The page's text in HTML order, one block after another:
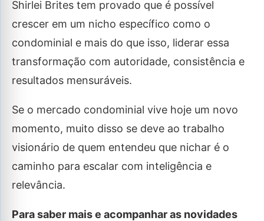
Shirlei Brites tem provado que é possível
crescer em um nicho específico como o
condominial e mais do que isso, liderar essa
transformação com autoridade, consistência e
resultados mensuráveis.
Se o mercado condominial vive hoje um novo
momento, muito disso se deve ao trabalho
visionário de quem entendeu que nichar é o
caminho para escalar com inteligência e
relevância.
Para saber mais e acompanhar as novidades